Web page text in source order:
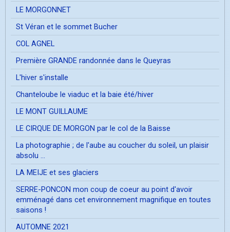
LE MORGONNET
St Véran et le sommet Bucher
COL AGNEL
Première GRANDE randonnée dans le Queyras
L'hiver s'installe
Chanteloube le viaduc et la baie été/hiver
LE MONT GUILLAUME
LE CIRQUE DE MORGON par le col de la Baisse
La photographie ; de l'aube au coucher du soleil, un plaisir
absolu ...
LA MEIJE et ses glaciers
SERRE-PONCON mon coup de coeur au point d'avoir
emménagé dans cet environnement magnifique en toutes
saisons !
AUTOMNE 2021